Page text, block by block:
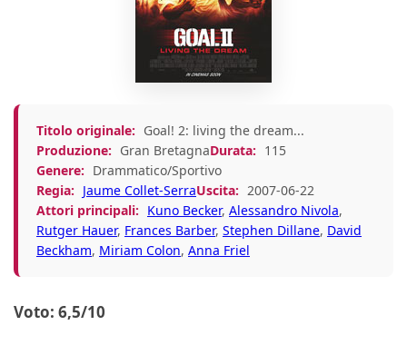
Titolo originale: Goal! 2: living the dream...
Produzione: Gran BretagnaDurata: 115
Genere: Drammatico/Sportivo
Regia: Jaume Collet-SerraUscita: 2007-06-22
Attori principali: Kuno Becker, Alessandro Nivola,
Rutger Hauer, Frances Barber, Stephen Dillane, David
Beckham, Miriam Colon, Anna Friel
Voto: 6,5/10